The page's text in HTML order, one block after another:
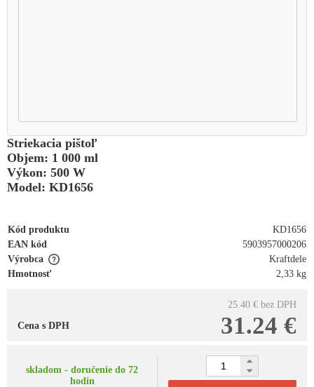
Striekacia pištoľ
Objem: 1 000 ml
Výkon: 500 W
Model: KD1656
Kód produktu
KD1656
EAN kód
5903957000206
Výrobca
Kraftdele
Hmotnosť
2,33 kg
25.40 € bez DPH
31.24 €
Cena s DPH
skladom - doručenie do 72
hodín